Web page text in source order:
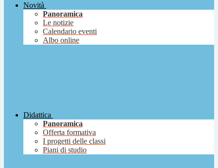
Novità
Panoramica
Le notizie
Calendario eventi
Albo online
Didattica
Panoramica
Offerta formativa
I progetti delle classi
Piani di studio